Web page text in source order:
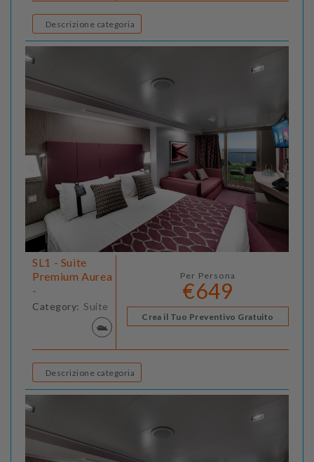
Descrizione categoria
SL1 - Suite
Premium Aurea
-
Category: Suite
Per Persona
€649
Crea il Tuo Preventivo Gratuito
Descrizione categoria